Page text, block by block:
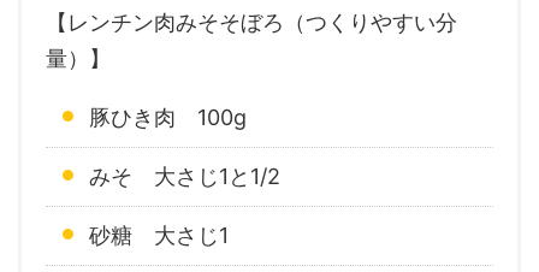
【レンチン肉みそそぼろ（つくりやすい分
量）】
豚ひき肉 100g
みそ 大さじ1と1/2
砂糖 大さじ1